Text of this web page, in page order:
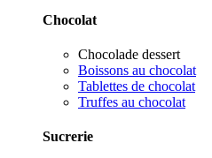
Chocolat
Chocolade dessert
Boissons au chocolat
Tablettes de chocolat
Truffes au chocolat
Sucrerie